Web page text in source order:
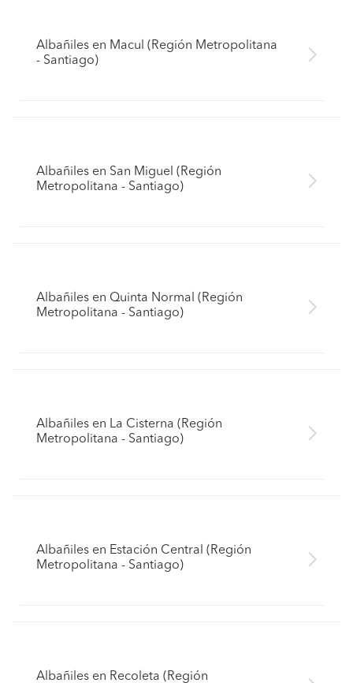
Albañiles en Macul (Región Metropolitana
- Santiago)
Albañiles en San Miguel (Región
Metropolitana - Santiago)
Albañiles en Quinta Normal (Región
Metropolitana - Santiago)
Albañiles en La Cisterna (Región
Metropolitana - Santiago)
Albañiles en Estación Central (Región
Metropolitana - Santiago)
Albañiles en Recoleta (Región